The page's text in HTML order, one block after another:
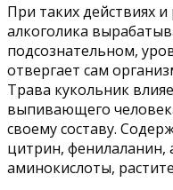
При таких действиях
алкоголика
подсознательном,
отвергает сам
Трава кукольник
выпивающего
своему составу.
цитрин, фенилаланин,
аминокислоты,